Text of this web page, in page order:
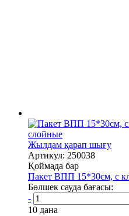
Жылдам қарап шығу
Артикул: 250038
Қоймада бар
Пакет ВПП 15*30см, с
Бөлшек сауда бағасы:
-
10 дана